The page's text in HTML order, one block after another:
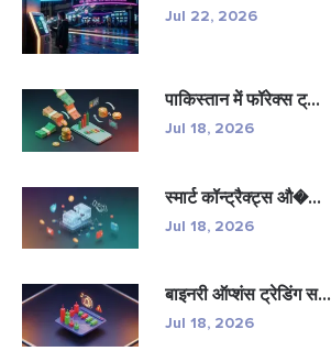
Jul 22, 2026
पाकिस्तान में फॉरेक्स ट्...
Jul 18, 2026
स्मार्ट कॉन्ट्रैक्ट्स औ�...
Jul 18, 2026
बाइनरी ऑप्शंस ट्रेडिंग स...
Jul 18, 2026